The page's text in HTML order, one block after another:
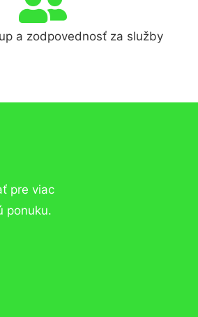
a zodpovednosť za služby
pre viac
ponuku.